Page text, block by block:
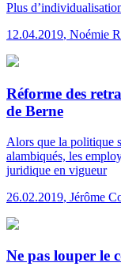
Plus
12.04.2019, Noémie
Réforme des
de Berne
Alors que la politique
alambiqués, les
juridique en vigueur
26.02.2019, Jérôme
Ne pas louper le